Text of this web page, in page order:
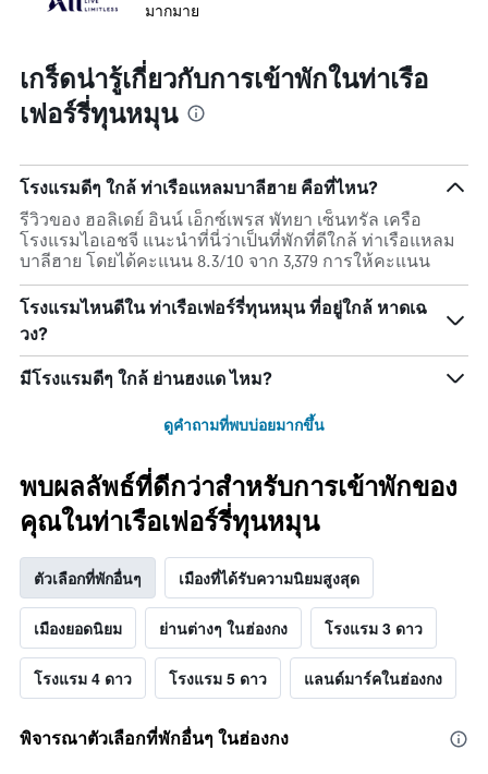
มากมาย
เกร็ดน่ารู้เกี่ยวกับการเข้าพักในท่าเรือ
เฟอร์รี่ทุนหมุน
โรงแรมดีๆ ใกล้ ท่าเรือแหลมบาลีฮาย คือที่ไหน?
รีวิวของ ฮอลิเดย์ อินน์ เอ็กซ์เพรส พัทยา เซ็นทรัล เครือ
โรงแรมไอเอชจี แนะนำที่นี่ว่าเป็นที่พักที่ดีใกล้ ท่าเรือแหลม
บาลีฮาย โดยได้คะแนน 8.3/10 จาก 3,379 การให้คะแนน
โรงแรมไหนดีใน ท่าเรือเฟอร์รี่ทุนหมุน ที่อยู่ใกล้ หาดเฉ
วง?
มีโรงแรมดีๆ ใกล้ ย่านฮงแด ไหม?
ดูคำถามที่พบบ่อยมากขึ้น
พบผลลัพธ์ที่ดีกว่าสำหรับการเข้าพักของ
คุณในท่าเรือเฟอร์รี่ทุนหมุน
ตัวเลือกที่พักอื่นๆ เมืองที่ได้รับความนิยมสูงสุด
เมืองยอดนิยม ย่านต่างๆ ในฮ่องกง โรงแรม 3 ดาว
โรงแรม 4 ดาว โรงแรม 5 ดาว แลนด์มาร์คในฮ่องกง
พิจารณาตัวเลือกที่พักอื่นๆ ในฮ่องกง